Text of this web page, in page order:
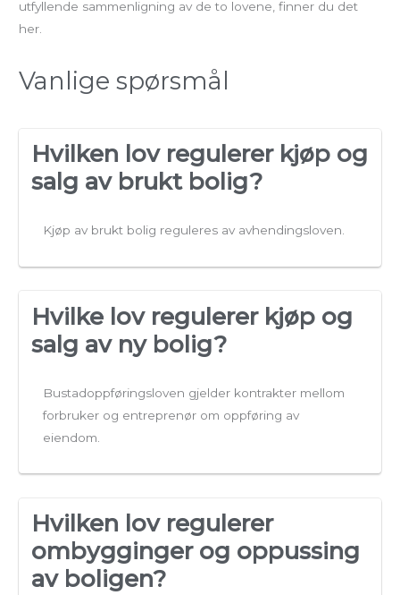
utfyllende sammenligning av de to lovene, finner du det
her.
Vanlige spørsmål
Hvilken lov regulerer kjøp og
salg av brukt bolig?
Kjøp av brukt bolig reguleres av avhendingsloven.
Hvilke lov regulerer kjøp og
salg av ny bolig?
Bustadoppføringsloven gjelder kontrakter mellom
forbruker og entreprenør om oppføring av
eiendom.
Hvilken lov regulerer
ombygginger og oppussing
av boligen?